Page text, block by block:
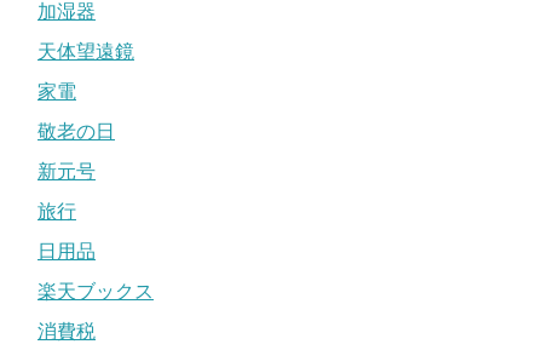
加湿器
天体望遠鏡
家電
敬老の日
新元号
旅行
日用品
楽天ブックス
消費税